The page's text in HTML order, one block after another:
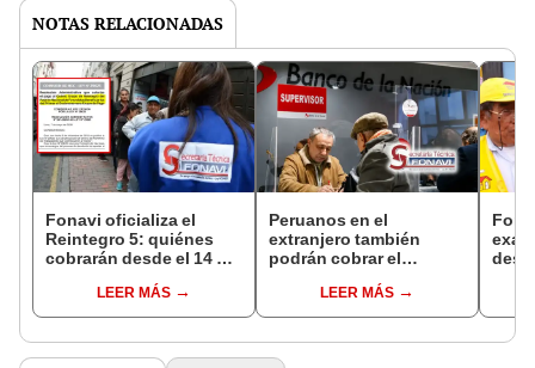
NOTAS RELACIONADAS
Fonavi oficializa el
Reintegro 5: quiénes
cobrarán desde el 14 de
si eres beneficiario
LEER MÁS
Peruanos en el
extranjero también
podrán cobrar el
de residencia a partir del
14 de mayo, vía Banco
acceder?
LEER MÁS